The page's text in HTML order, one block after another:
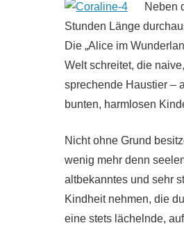
Neben
Stunden Länge
Die „Alice im
Welt schreitet, die
sprechende Haustier –
bunten, harmlosen
Nicht ohne Grund
wenig mehr denn
altbekanntes und sehr
Kindheit nehmen, die
eine stets lächelnde,